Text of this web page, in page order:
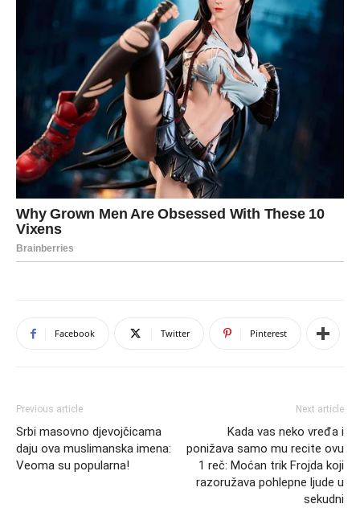
Facebook Twitter Pinterest
Previous article
Srbi masovno djevojčicama
daju ova muslimanska imena:
Veoma su popularna!
Next article
Kada vas neko vređa i
ponižava samo mu recite ovu
1 reč: Moćan trik Frojda koji
razoružava pohlepne ljude u
sekudni